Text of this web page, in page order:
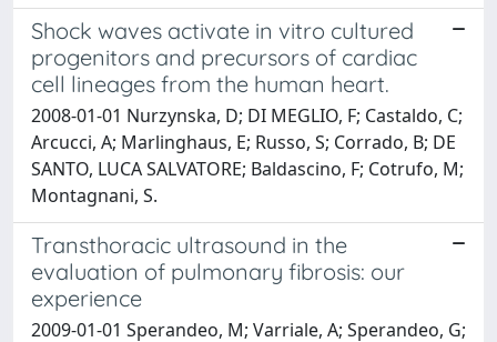
Shock waves activate in vitro cultured
progenitors and precursors of cardiac
cell lineages from the human heart.
2008-01-01 Nurzynska, D; DI MEGLIO, F; Castaldo, C;
Arcucci, A; Marlinghaus, E; Russo, S; Corrado, B; DE
SANTO, LUCA SALVATORE; Baldascino, F; Cotrufo, M;
Montagnani, S.
Transthoracic ultrasound in the
evaluation of pulmonary fibrosis: our
experience
2009-01-01 Sperandeo, M; Varriale, A; Sperandeo, G;